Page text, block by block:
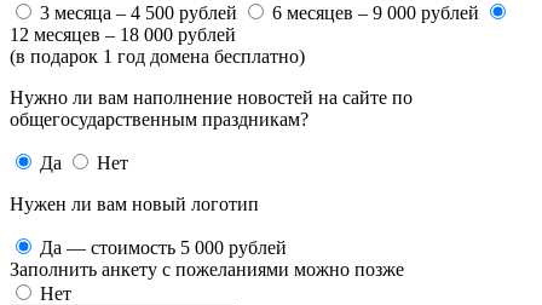
3 месяца – 4 500 рублей
6 месяцев – 9 000 рублей
12 месяцев – 18 000 рублей
(в подарок 1 год домена бесплатно)
Нужно ли вам наполнение новостей на сайте по
общегосударственным праздникам?
Да
Нет
Нужен ли вам новый логотип
Да — стоимость 5 000 рублей
Заполнить анкету с пожеланиями можно позже
Нет